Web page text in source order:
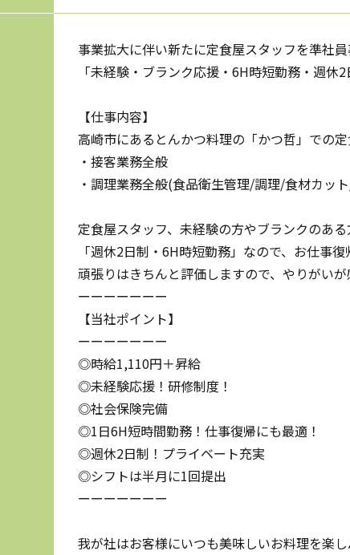
事業拡大に伴い新たに定食屋スタッフを準社員
「未経験・ブランク応援・6H時短勤務・週
【仕事内容】
高崎市にあるとんかつ料理の「かつ哲」での
・接客業務全般
・調理業務全般(食品衛生管理/調理/食材カ
定食屋スタッフ、未経験の方やブランクのあ
「週休2日制・6H時短勤務」なので、お仕事
頑張りはきちんと評価しますので、やりがいが
ーーーーーーー
【当社ポイント】
ーーーーーーー
◎時給1,110円＋昇給
◎未経験応援！研修制度！
◎社会保険完備
◎1日6H短時間勤務！仕事復帰にも最適！
◎週休2日制！プライベート充実
◎シフトは半月に1回提出
ーーーーーーー
我が社はお客様にいつも美味しいお料理を楽